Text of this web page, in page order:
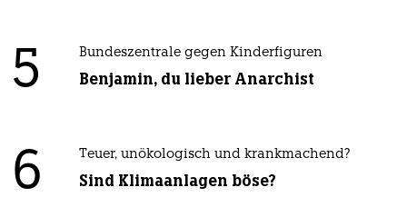
5 Bundeszentrale gegen Kinderfiguren
Benjamin, du lieber Anarchist
6 Teuer, unökologisch und krankmachend?
Sind Klimaanlagen böse?